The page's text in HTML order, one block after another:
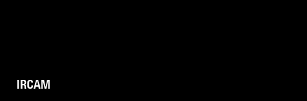
IRCAM